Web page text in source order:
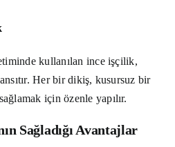
kullanılan ince işçilik,
Her bir dikiş, kusursuz bir
için özenle yapılır.
Sağladığı Avantajlar